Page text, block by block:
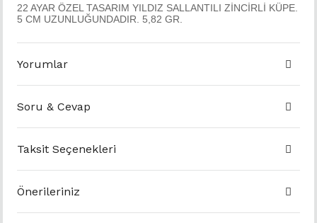
22 AYAR ÖZEL TASARIM YILDIZ SALLANTILI ZİNCİRLİ KÜPE.
5 CM UZUNLUĞUNDADIR. 5,82 GR.
Yorumlar
Soru & Cevap
Taksit Seçenekleri
Önerileriniz